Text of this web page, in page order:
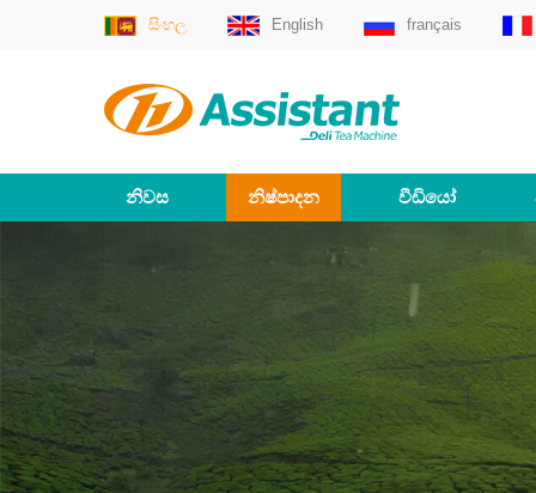
සිංහල English français
නිවස නිෂ්පාදන වීඩියෝ